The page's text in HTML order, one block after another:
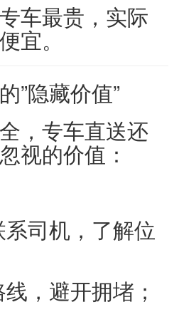
车最贵，实际
宜。
”隐藏价值”
，专车直送还
视的价值：
司机，了解位
，避开拥堵；